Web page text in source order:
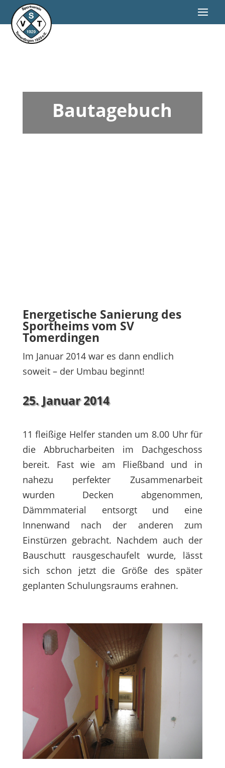
Bautagebuch
Energetische Sanierung des
Sportheims vom SV
Tomerdingen
Im Januar 2014 war es dann endlich
soweit – der Umbau beginnt!
25. Januar 2014
11 fleißige Helfer standen um 8.00 Uhr für
die Abbrucharbeiten im Dachgeschoss
bereit. Fast wie am Fließband und in
nahezu perfekter Zusammenarbeit
wurden Decken abgenommen,
Dämmmaterial entsorgt und eine
Innenwand nach der anderen zum
Einstürzen gebracht. Nachdem auch der
Bauschutt rausgeschaufelt wurde, lässt
sich schon jetzt die Größe des später
geplanten Schulungsraums erahnen.